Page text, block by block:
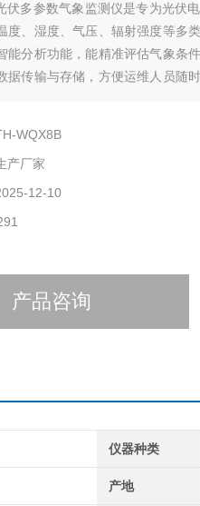
伏多参数气象监测仪是专为光伏
度、湿度、气压、辐射强度等多
能分析功能，能精准评估气象条
据传输与存储，方便运维人员随
WQX8B
产厂家
12-10
产品咨询
仪器种类
产地